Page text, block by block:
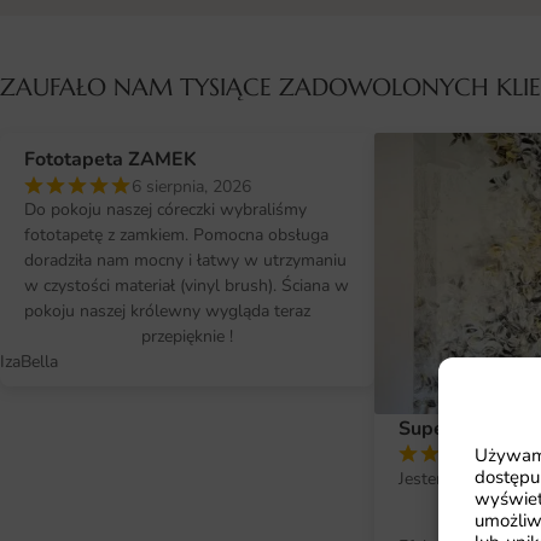
ZAUFAŁO NAM TYSIĄCE ZADOWOLONYCH
Fototapeta ZAMEK
6 sierpnia, 2026
Do pokoju naszej córeczki wybraliśmy
fototapetę z zamkiem. Pomocna obsługa
doradziła nam mocny i łatwy w utrzymaniu
w czystości materiał (vinyl brush). Ściana w
pokoju naszej królewny wygląda teraz
przepięknie !
IzaBella
Super efekt !
2
Jestem bardzo